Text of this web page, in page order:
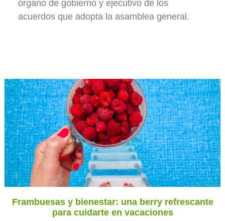
órgano de gobierno y ejecutivo de los
acuerdos que adopta la asamblea general.
Frambuesas y bienestar: una berry refrescante
para cuidarte en vacaciones